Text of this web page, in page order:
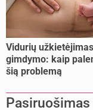
Vidurių
gimdymo: kaip
šią problemą